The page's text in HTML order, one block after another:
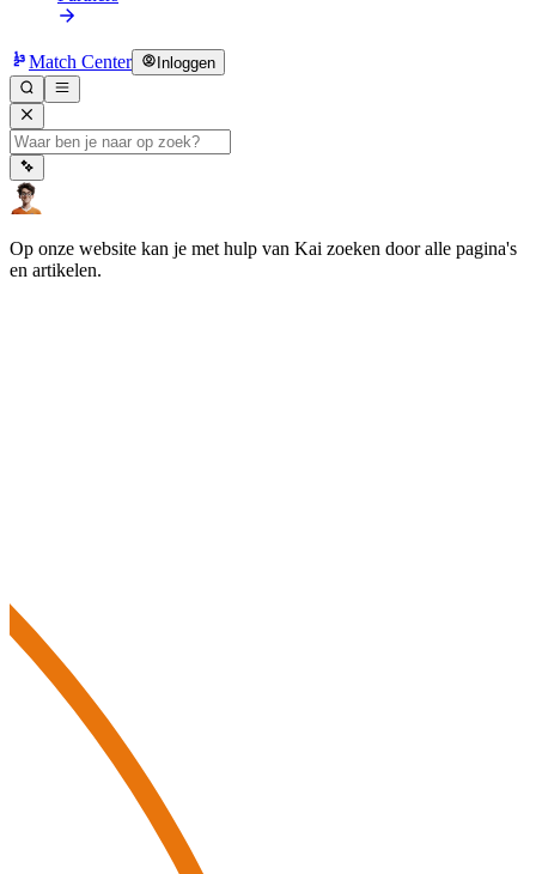
Match Center Inloggen
Op onze website kan je met hulp van Kai zoeken door alle pagina's
en artikelen.